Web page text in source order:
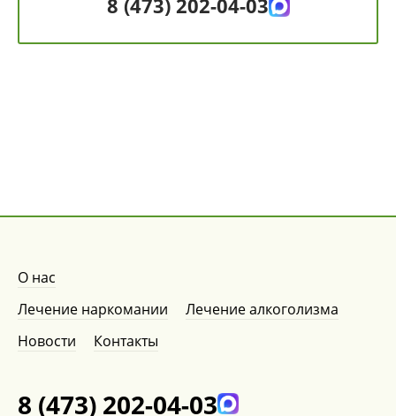
8 (473) 202-04-03
О нас
Лечение наркомании
Лечение алкоголизма
Новости
Контакты
8 (473) 202-04-03